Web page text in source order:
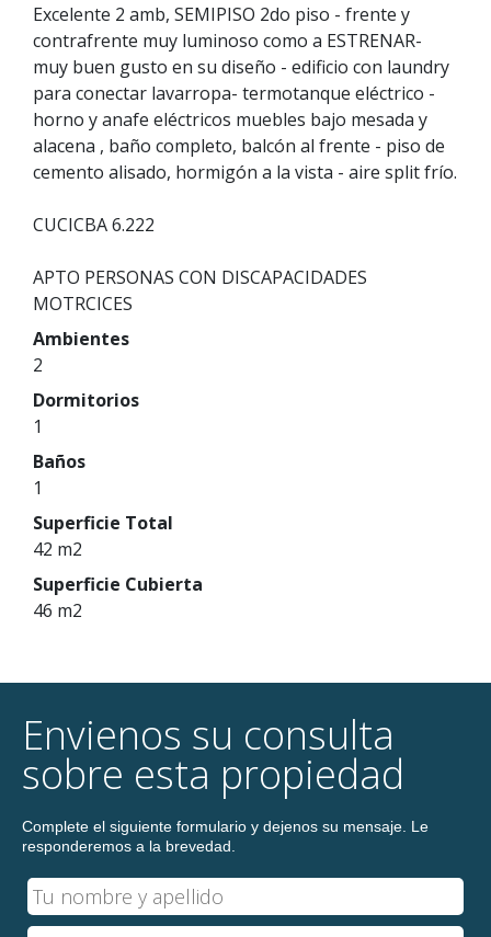
Excelente 2 amb, SEMIPISO 2do piso - frente y
contrafrente muy luminoso como a ESTRENAR-
muy buen gusto en su diseño - edificio con laundry
para conectar lavarropa- termotanque eléctrico -
horno y anafe eléctricos muebles bajo mesada y
alacena , baño completo, balcón al frente - piso de
cemento alisado, hormigón a la vista - aire split frío.
CUCICBA 6.222
APTO PERSONAS CON DISCAPACIDADES
MOTRCICES
Ambientes
2
Dormitorios
1
Baños
1
Superficie Total
42 m2
Superficie Cubierta
46 m2
Envienos su consulta
sobre esta propiedad
Complete el siguiente formulario y dejenos su mensaje. Le
responderemos a la brevedad.